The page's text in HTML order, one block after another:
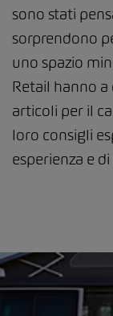
sono stati
sorprendono
uno spazio
Retail hanno a
articoli per il
loro consigli
esperienza e